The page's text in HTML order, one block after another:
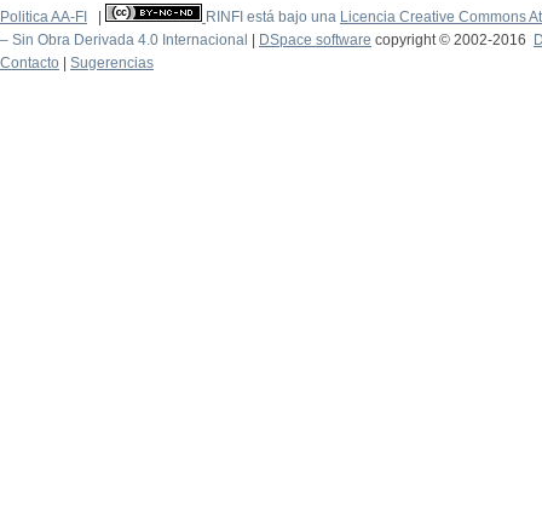
Politica AA-FI RINFI está bajo una Licencia Creative Commons
– Sin Obra Derivada 4.0 Internacional
DSpace software copyright © 2002-2016
Contacto
Sugerencias